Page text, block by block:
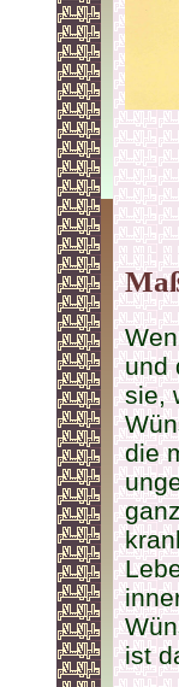
und
sie,
die
ist